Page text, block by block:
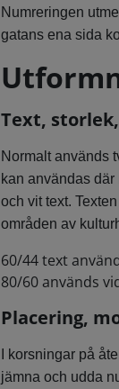
Numreringen
gatans ena sida
Text,
Normalt används
kan användas
och vit text.
områden av
60/44 text
80/60 används
Placering,
I korsningar på
jämna och udda